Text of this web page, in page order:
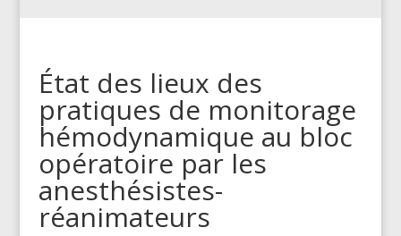
État des lieux des
pratiques de monitorage
hémodynamique au bloc
opératoire par les
anesthésistes-
réanimateurs